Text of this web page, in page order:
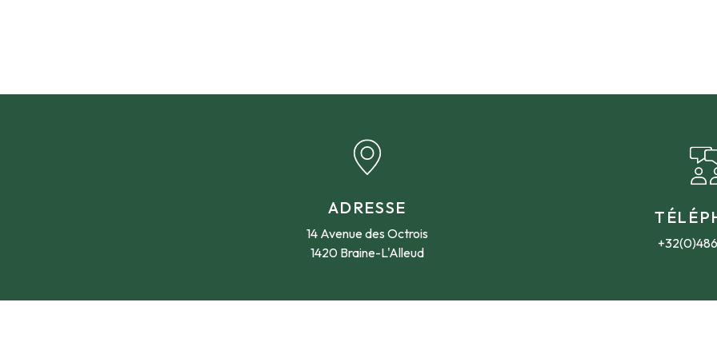
ADRESSE
14 Avenue des Octrois
1420 Braine-L'Alleud